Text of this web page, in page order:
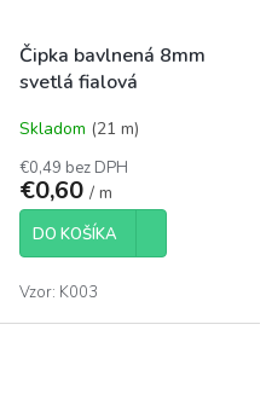
Čipka bavlnená 8mm
svetlá fialová
Skladom (21 m)
€0,49 bez DPH
€0,60 / m
DO KOŠÍKA
Vzor: K003